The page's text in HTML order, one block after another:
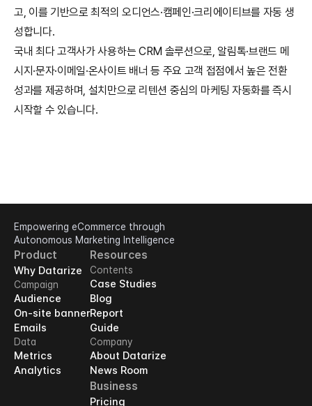
고, 이를 기반으로 최적의 오디언스·캠페인·크리에이티브를 자동 생
성합니다.
국내 최다 고객사가 사용하는 CRM 솔루션으로, 알림톡·브랜드 메
시지·문자·이메일·온사이트 배너 등 주요 고객 접점에서 높은 전환
성과를 제공하며, 설치만으로 리텐션 중심의 마케팅 자동화를 즉시
시작할 수 있습니다.
Empowering eCommerce through
Autonomous Marketing Intelligence
Product
Why Datarize
Campaign
Audience
On-site banner
Emails
Data
Metrics
Analytics
Resources
Contents
Case Studies
Blog
Report
Guide
Company
About Datarize
News Room
Business
Pricing